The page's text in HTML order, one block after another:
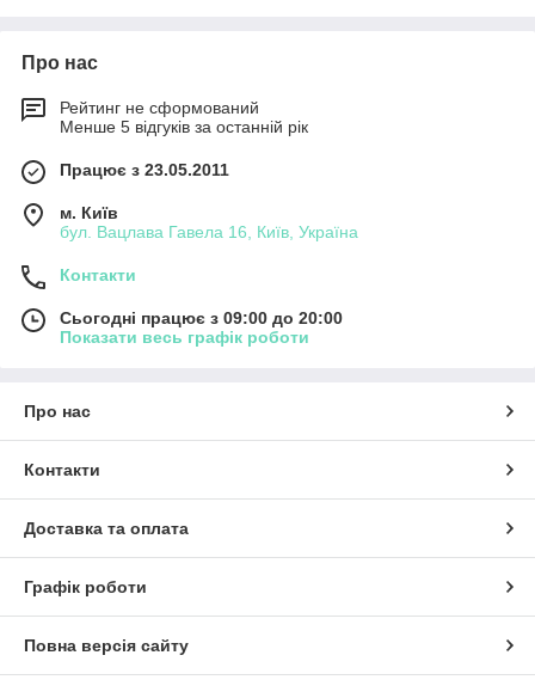
Про нас
Рейтинг не сформований
Менше 5 відгуків за останній рік
Працює з 23.05.2011
м. Київ
бул. Вацлава Гавела 16, Київ, Україна
Контакти
Сьогодні працює з 09:00 до 20:00
Показати весь графік роботи
Про нас
Контакти
Доставка та оплата
Графік роботи
Повна версія сайту